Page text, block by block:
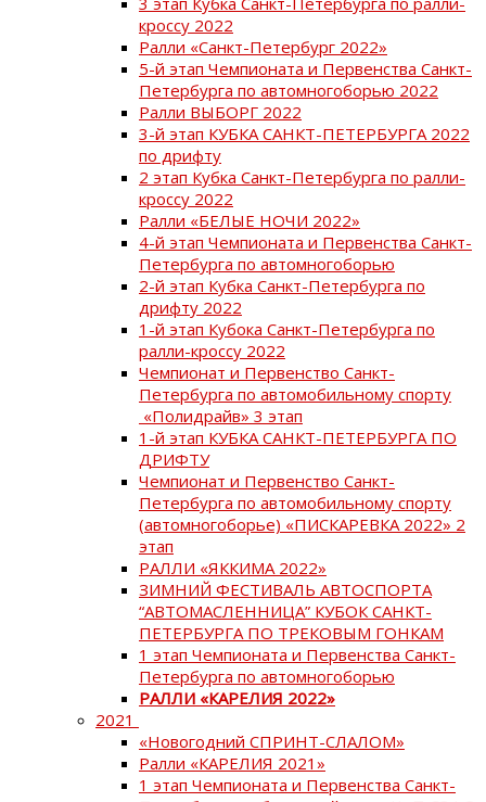
кроссу 2022
Ралли «Санкт-Петербург 2022»
5-й этап Чемпионата и Первенства Санкт-
Петербурга по автомногоборью 2022
Ралли ВЫБОРГ 2022
3-й этап КУБКА САНКТ-ПЕТЕРБУРГА 2022
по дрифту
2 этап Кубка Санкт-Петербурга по ралли-
кроссу 2022
Ралли «БЕЛЫЕ НОЧИ 2022»
4-й этап Чемпионата и Первенства Санкт-
Петербурга по автомногоборью
2-й этап Кубка Санкт-Петербурга по
дрифту 2022
1-й этап Кубока Санкт-Петербурга по
ралли-кроссу 2022
Чемпионат и Первенство Санкт-
Петербурга по автомобильному спорту
«Полидрайв» 3 этап
1-й этап КУБКА САНКТ-ПЕТЕРБУРГА ПО
ДРИФТУ
Чемпионат и Первенство Санкт-
Петербурга по автомобильному спорту
(автомногоборье) «ПИСКАРЕВКА 2022» 2
этап
РАЛЛИ «ЯККИМА 2022»
ЗИМНИЙ ФЕСТИВАЛЬ АВТОСПОРТА
“АВТОМАСЛЕННИЦА” КУБОК САНКТ-
ПЕТЕРБУРГА ПО ТРЕКОВЫМ ГОНКАМ
1 этап Чемпионата и Первенства Санкт-
Петербурга по автомногоборью
РАЛЛИ «КАРЕЛИЯ 2022»
2021
«Новогодний СПРИНТ-СЛАЛОМ»
Ралли «КАРЕЛИЯ 2021»
1 этап Чемпионата и Первенства Санкт-